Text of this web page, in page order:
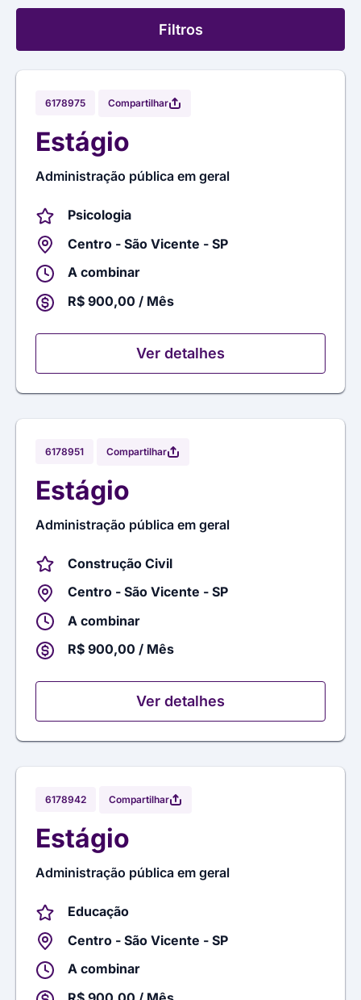
Filtros
6178975 Compartilhar
Estágio
Administração pública em geral
Psicologia
Centro - São Vicente - SP
A combinar
R$ 900,00 / Mês
Ver detalhes
6178951 Compartilhar
Estágio
Administração pública em geral
Construção Civil
Centro - São Vicente - SP
A combinar
R$ 900,00 / Mês
Ver detalhes
6178942 Compartilhar
Estágio
Administração pública em geral
Educação
Centro - São Vicente - SP
A combinar